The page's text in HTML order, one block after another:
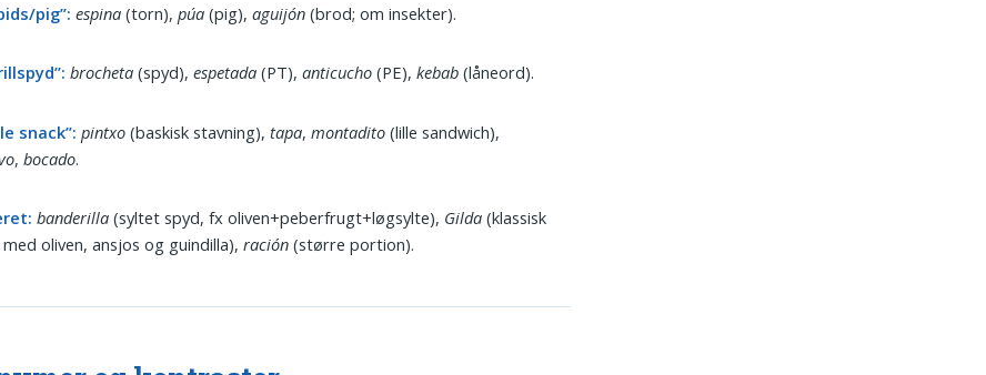
pig”: espina (torn),púa (pig),aguijón (brod; om insekter).
brocheta (spyd),espetada (PT),anticucho (PE),kebab (låneord).
snack”: pintxo (baskisk stavning),tapa,montadito (lille sandwich),
,bocado.
banderilla (syltet spyd, fx oliven+peberfrugt+løgsylte), Gilda (klassisk
oliven, ansjos og guindilla),ración (større portion).